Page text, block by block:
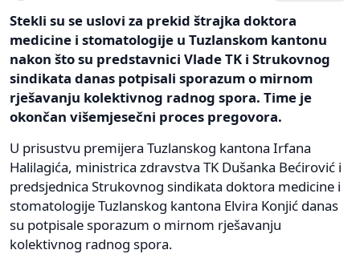
Stekli su se uslovi za prekid štrajka doktora
medicine i stomatologije u Tuzlanskom kantonu
nakon što su predstavnici Vlade TK i Strukovnog
sindikata danas potpisali sporazum o mirnom
rješavanju kolektivnog radnog spora. Time je
okončan višemjesečni proces pregovora.
U prisustvu premijera Tuzlanskog kantona Irfana
Halilagića, ministrica zdravstva TK Dušanka Bećirović i
predsjednica Strukovnog sindikata doktora medicine i
stomatologije Tuzlanskog kantona Elvira Konjić danas
su potpisale sporazum o mirnom rješavanju
kolektivnog radnog spora.